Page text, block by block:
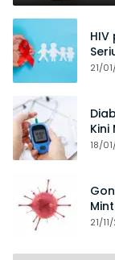
21/
18/
21/